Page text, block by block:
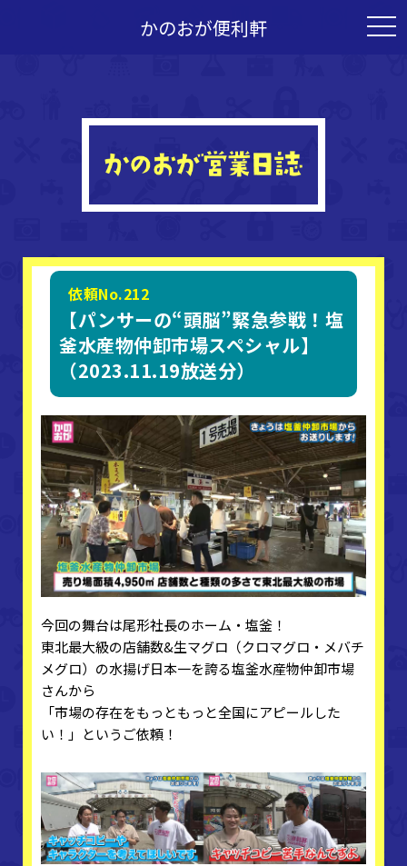
かのおが便利軒
依頼No.212
【パンサーの“頭脳”緊急参戦！塩
釜水産物仲卸市場スペシャル】
（2023.11.19放送分）
今回の舞台は尾形社長のホーム・塩釜！
東北最大級の店舗数&生マグロ（クロマグロ・メバチ
メグロ）の水揚げ日本一を誇る塩釜水産物仲卸市場
さんから
「市場の存在をもっともっと全国にアピールした
い！」というご依頼！